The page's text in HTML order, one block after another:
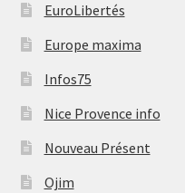
EuroLibertés
Europe maxima
Infos75
Nice Provence info
Nouveau Présent
Ojim